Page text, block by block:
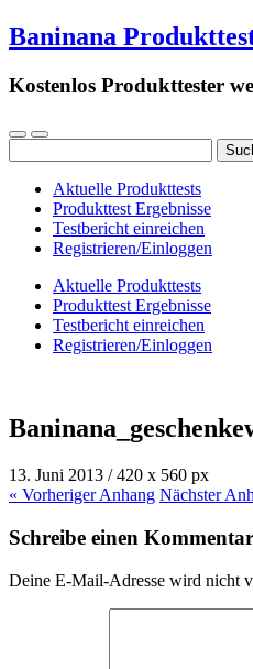
Baninana
Kostenlos Produkttester
nach:
Aktuelle Produkttests
Produkttest Ergebnisse
Testbericht einreichen
Registrieren/Einloggen
Aktuelle Produkttests
Produkttest Ergebnisse
Testbericht einreichen
Registrieren/Einloggen
13. Juni 2013 /420 x 560 px
« VorherigerAnhang Nächster
Schreibe einen Kommentar
Deine E-Mail-Adresse wird nicht